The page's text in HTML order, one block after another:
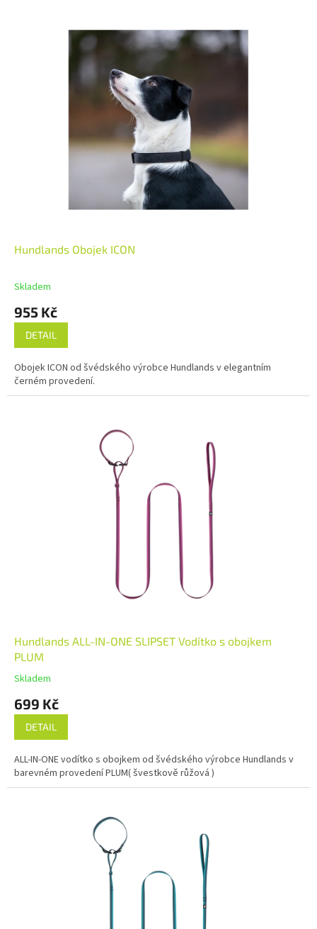
Hundlands Obojek ICON
Skladem
955 Kč
DETAIL
Obojek ICON od švédského výrobce Hundlands v elegantním
černém provedení.
Hundlands ALL-IN-ONE SLIPSET Vodítko s obojkem
PLUM
Skladem
699 Kč
DETAIL
ALL-IN-ONE vodítko s obojkem od švédského výrobce Hundlands v
barevném provedení PLUM( švestkově růžová )